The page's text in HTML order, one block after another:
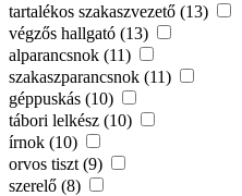
tartalékos szakaszvezető (13)
végzős hallgató (13)
alparancsnok (11)
szakaszparancsnok (11)
géppuskás (10)
tábori lelkész (10)
írnok (10)
orvos tiszt (9)
szerelő (8)